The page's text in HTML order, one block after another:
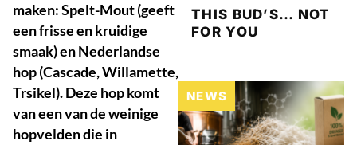
maken: Spelt-Mout (geeft
een frisse en kruidige
smaak) en Nederlandse
hop (Cascade, Willamette,
Trsikel). Deze hop komt
van een van de weinige
hopvelden die in
THIS BUD’S… NOT
FOR YOU
NEWS